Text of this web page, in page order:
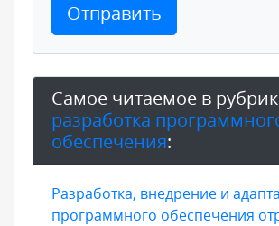
Отправить
Самое читаемое в
разработка
обеспечения:
Разработка, внедрение и
программного обеспечения